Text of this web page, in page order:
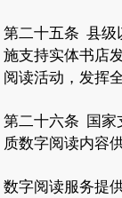
第二十五条 县级
施支持实体书店
阅读活动，发挥
第二十六条
国
质数字阅读内容
数字阅读服务提